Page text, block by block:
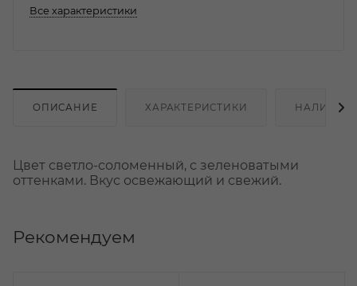
Все характеристики
ОПИСАНИЕ ХАРАКТЕРИСТИКИ НАЛИЧИЕ
Цвет светло-соломенный, с зеленоватыми
оттенками. Вкус освежающий и свежий.
Рекомендуем